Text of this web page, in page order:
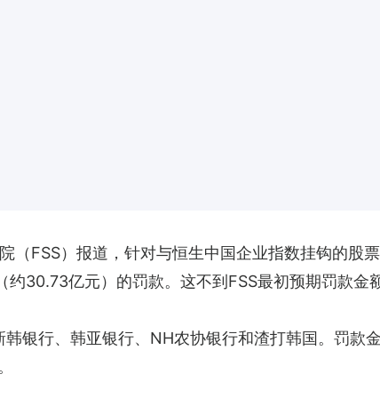
（FSS）报道，针对与恒生中国企业指数挂钩的股
30.73亿元）的罚款。这不到FSS最初预期罚款金
银行、韩亚银行、NH农协银行和渣打韩国。罚款